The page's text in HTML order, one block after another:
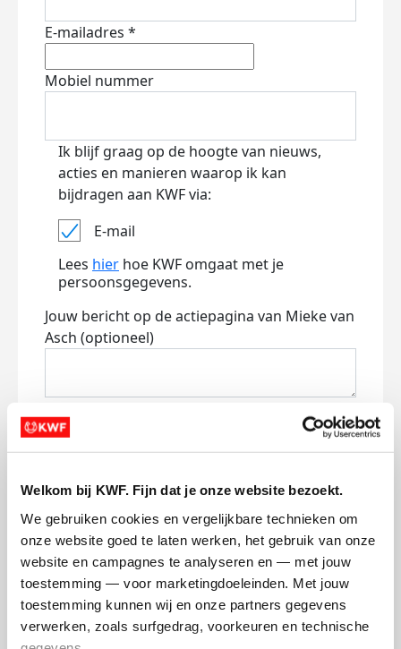
Welkom bij KWF. Fijn dat je onze website bezoekt.
We gebruiken cookies en vergelijkbare technieken om
onze website goed te laten werken, het gebruik van onze
website en campagnes te analyseren en — met jouw
toestemming — voor marketingdoeleinden. Met jouw
toestemming kunnen wij en onze partners gegevens
verwerken, zoals surfgedrag, voorkeuren en technische
E-mailadres *
Mobiel nummer
Ik blijf graag op de hoogte van nieuws,
acties en manieren waarop ik kan
bijdragen aan KWF via:
E-mail
Lees hier hoe KWF omgaat met je
persoonsgegevens.
Jouw bericht op de actiepagina van Mieke van
Asch (optioneel)
0/150
Naam die op de pagina verschijnt
Volgende
Volgende